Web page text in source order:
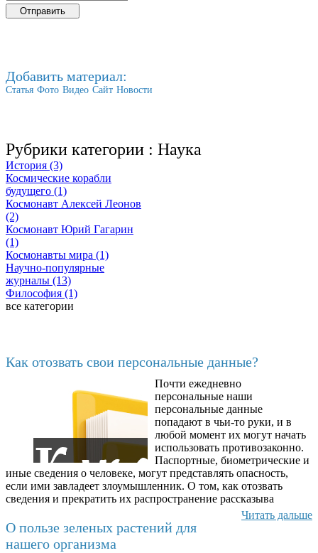
Добавить материал:
Статья Фото Видео Сайт Новости
Рубрики категории : Наука
История (3)
Космические корабли
будущего (1)
Космонавт Алексей Леонов
(2)
Космонавт Юрий Гагарин
(1)
Космонавты мира (1)
Научно-популярные
журналы (13)
Философия (1)
все категории
Как отозвать свои персональные данные?
Почти ежедневно
персональные наши
персональные данные
попадают в чьи-то руки, и в
любой момент их могут начать
использовать противозаконно.
Паспортные, биометрические и
иные сведения о человеке, могут представлять опасность,
если ими завладеет злоумышленник. О том, как отозвать
сведения и прекратить их распространение рассказыва
Читать дальше
О пользе зеленых растений для
нашего организма